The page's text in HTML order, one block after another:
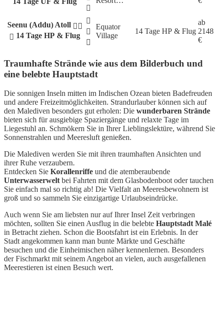
Seenu (Addu) Atoll
14 Tage HP & Flug
Equator
Village
14 Tage HP & Flug
ab
2148
€
Traumhafte Strände wie aus dem Bilderbuch und
eine belebte Hauptstadt
Die sonnigen Inseln mitten im Indischen Ozean bieten Badefreuden
und andere Freizeitmöglichkeiten. Strandurlauber können sich auf
den Malediven besonders gut erholen: Die wunderbaren Strände
bieten sich für ausgiebige Spaziergänge und relaxte Tage im
Liegestuhl an. Schmökern Sie in Ihrer Lieblingslektüre, während Sie
Sonnenstrahlen und Meeresluft genießen.
Die Malediven werden Sie mit ihren traumhaften Ansichten und
ihrer Ruhe verzaubern.
Entdecken Sie Korallenriffe und die atemberaubende
Unterwasserwelt bei Fahrten mit dem Glasbodenboot oder tauchen
Sie einfach mal so richtig ab! Die Vielfalt an Meeresbewohnern ist
groß und so sammeln Sie einzigartige Urlaubseindrücke.
Auch wenn Sie am liebsten nur auf Ihrer Insel Zeit verbringen
möchten, sollten Sie einen Ausflug in die belebte Hauptstadt Malé
in Betracht ziehen. Schon die Bootsfahrt ist ein Erlebnis. In der
Stadt angekommen kann man bunte Märkte und Geschäfte
besuchen und die Einheimischen näher kennenlernen. Besonders
der Fischmarkt mit seinem Angebot an vielen, auch ausgefallenen
Meerestieren ist einen Besuch wert.